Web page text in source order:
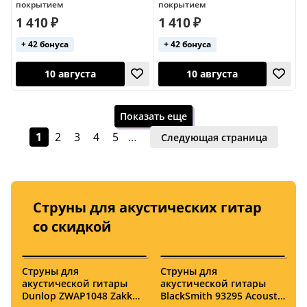
Хит продаж
Полимерное покрытие
США
США
10 августа
Завтра
покрытием
1 410 ₽
+ 42 бонуса
покрытием
1 410 ₽
+ 42 бонуса
Показать еще
1 2 3 4 5 … Следующая страница
Струны для акустических гитар
со скидкой
Струны для
акустической гитары
Dunlop ZWAP1048 Zakk
Струны для
акустической гитары
BlackSmith 93295 Acoustic